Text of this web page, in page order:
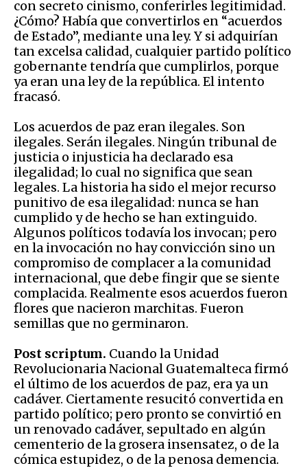
con secreto cinismo, conferirles legitimidad.
¿Cómo? Había que convertirlos en “acuerdos
de Estado”, mediante una ley. Y si adquirían
tan excelsa calidad, cualquier partido político
gobernante tendría que cumplirlos, porque
ya eran una ley de la república. El intento
fracasó.
Los acuerdos de paz eran ilegales. Son
ilegales. Serán ilegales. Ningún tribunal de
justicia o injusticia ha declarado esa
ilegalidad; lo cual no significa que sean
legales. La historia ha sido el mejor recurso
punitivo de esa ilegalidad: nunca se han
cumplido y de hecho se han extinguido.
Algunos políticos todavía los invocan; pero
en la invocación no hay convicción sino un
compromiso de complacer a la comunidad
internacional, que debe fingir que se siente
complacida. Realmente esos acuerdos fueron
flores que nacieron marchitas. Fueron
semillas que no germinaron.
Post scriptum. Cuando la Unidad
Revolucionaria Nacional Guatemalteca firmó
el último de los acuerdos de paz, era ya un
cadáver. Ciertamente resucitó convertida en
partido político; pero pronto se convirtió en
un renovado cadáver, sepultado en algún
cementerio de la grosera insensatez, o de la
cómica estupidez, o de la penosa demencia.